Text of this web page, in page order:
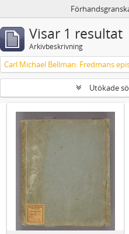
Visar 1 resultat
Arkivbeskrivning
Utökade